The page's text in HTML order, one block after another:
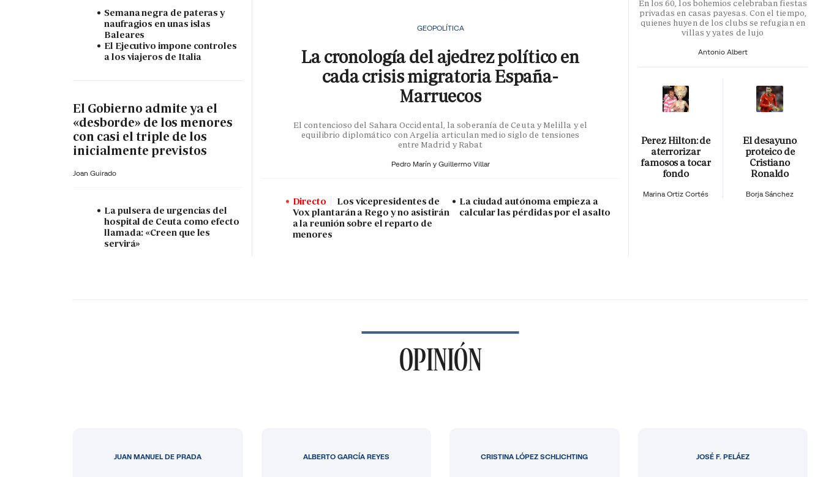
Semana negra de pateras y
naufragios en unas islas
Baleares
El Ejecutivo impone controles
a los viajeros de Italia
El Gobierno admite ya el
«desborde» de los menores
con casi el triple de los
inicialmente previstos
Joan Guirado
La pulsera de urgencias del
hospital de Ceuta como efecto
llamada: «Creen que les
servirá»
GEOPOLÍTICA
La cronología del ajedrez político en
cada crisis migratoria España-
Marruecos
El contencioso del Sahara Occidental, la soberanía de Ceuta y Melilla y el
equilibrio diplomático con Argelia articulan medio siglo de tensiones
entre Madrid y Rabat
Pedro Marín y Guillermo Villar
Directo
Los vicepresidentes de
Vox plantarán a Rego y no asistirán
a la reunión sobre el reparto de
menores
La ciudad autónoma empieza a
calcular las pérdidas por el asalto
En los 60, los bohemios celebraban fiestas
privadas en casas payesas. Con el tiempo,
quienes huyen de los clubs se refugian en
villas y yates de lujo
Antonio Albert
Perez Hilton: de
aterrorizar
famosos a tocar
fondo
Marina Ortiz Cortés
El desayuno
proteico de
Cristiano
Ronaldo
Borja Sánchez
OPINIÓN
JUAN MANUEL DE PRADA ALBERTO GARCÍA REYES CRISTINA LÓPEZ SCHLICHTING JOSÉ F. PELÁEZ